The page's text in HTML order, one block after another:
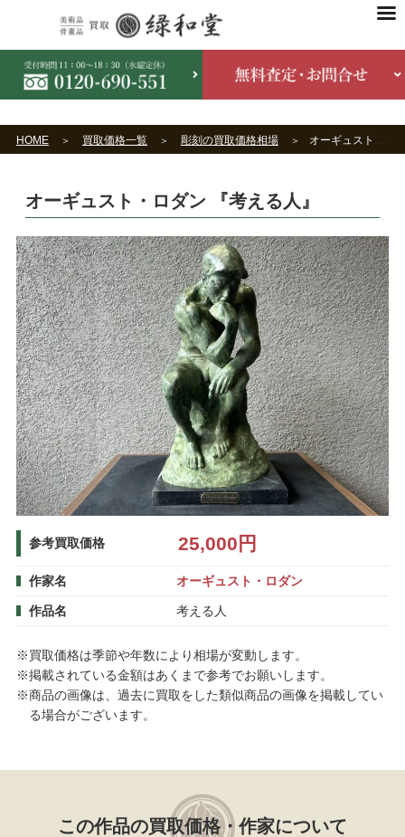
HOME 買取価格一覧 彫刻の買取価格相場 オーギュスト・ロダン 『考える人』
オーギュスト・ロダン 『考える人』
参考買取価格 25,000円
作家名 オーギュスト・ロダン
作品名 考える人
※買取価格は季節や年数により相場が変動します。
※掲載されている金額はあくまで参考でお願いします。
※商品の画像は、過去に買取をした類似商品の画像を掲載してい
る場合がございます。
この作品の買取価格・作家について